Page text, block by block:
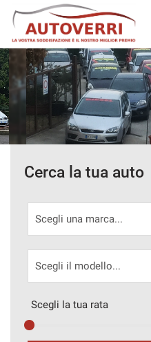
HOME
AUTOVERRI
LISTA VEICOLI
ACQUISTIAMO USATO
Cerca la tua auto
Scegli la tua rata